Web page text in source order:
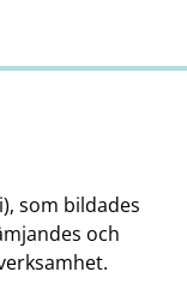
som bildades
och